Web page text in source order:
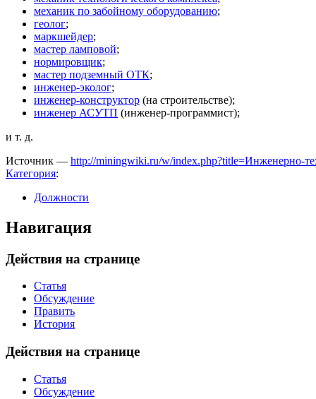
механик по забойному оборудованию;
геолог;
маркшейдер;
мастер ламповой;
нормировщик;
мастер подземный ОТК;
инженер-эколог;
инженер-конструктор (на строительстве);
инженер АСУТП (инженер-программист);
и т. д.
Источник — http://miningwiki.ru/w/index.php?title=Инженерно-
Категория:
Должности
Навигация
Действия на странице
Статья
Обсуждение
Править
История
Действия на странице
Статья
Обсуждение